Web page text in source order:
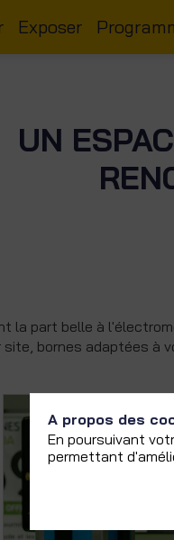
Exposer
UN
la part belle à
site, bornes adaptées à
A propos des
En poursuivant
permettant